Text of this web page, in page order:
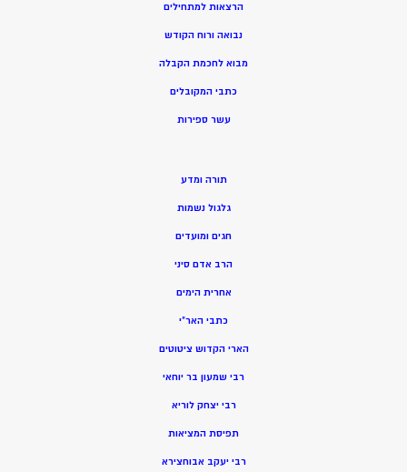
הרצאות למתחילים
נבואה ורוח הקודש
מבוא לחכמת הקבלה
כתבי המקובלים
עשר ספירות
תורה ומדע
גלגול נשמות
חגים ומועדים
הרב אדם סיני
אחרית הימים
כתבי האר”י
הארי הקדוש ציטוטים
רבי שמעון בר יוחאי
רבי יצחק לוריא
תפיסת המציאות
רבי יעקב אבוחצירא